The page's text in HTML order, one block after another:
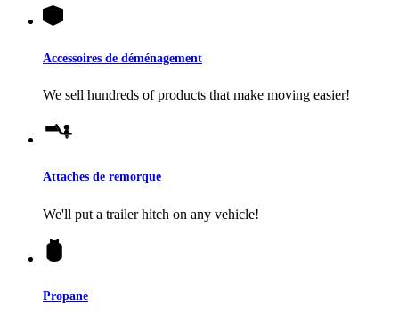
Accessoires de déménagement
We sell hundreds of products that make moving easier!
Attaches de remorque
We'll put a trailer hitch on any vehicle!
Propane